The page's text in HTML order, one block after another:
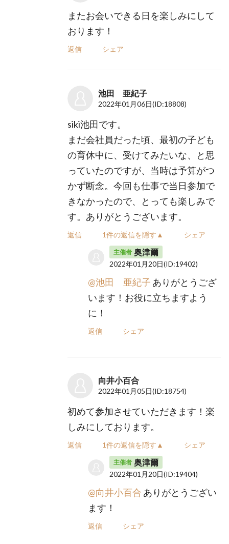
またお会いできる日を楽しみにして
おります！
返信 シェア
池田 亜紀子
2022年01月06日(ID:18808)
siki池田です。
まだ会社員だった頃、最初の子ども
の育休中に、受けてみたいな、と思
っていたのですが、当時は予算がつ
かず断念。今回も仕事で当日参加で
きなかったので、とっても楽しみで
す。ありがとうございます。
返信 1件の返信を隠す▲ シェア
主催者 奥津爾
2022年01月20日(ID:19402)
@池田 亜紀子 ありがとうござ
います！お役に立ちますよう
に！
返信 シェア
向井小百合
2022年01月05日(ID:18754)
初めて参加させていただきます！楽
しみにしております。
返信 1件の返信を隠す▲ シェア
主催者 奥津爾
2022年01月20日(ID:19404)
@向井小百合 ありがとうござい
ます！
返信 シェア